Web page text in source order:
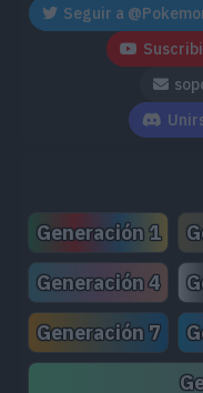
Seguir a
Generación 1
Generación 4
Generación 7